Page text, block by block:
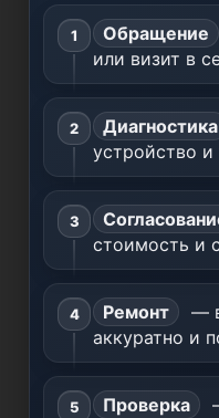
Обращение
или визит в
Диагностика
устройство
стоимость и
Ремонт
—
аккуратно и
Проверка